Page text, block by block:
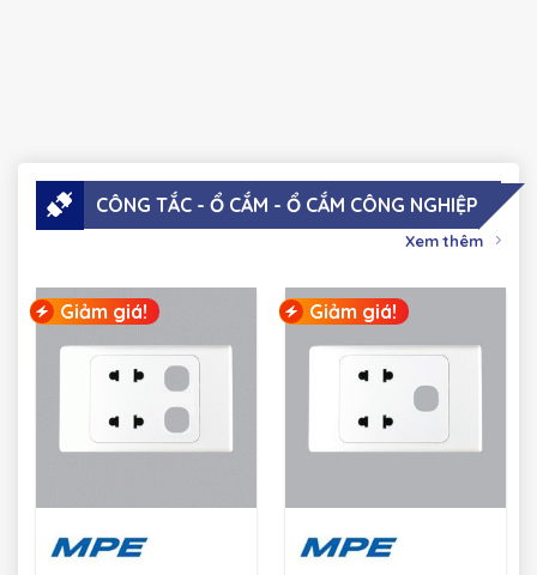
CÔNG TẮC - Ổ CẮM - Ổ CẮM CÔNG NGHIỆP
Xem thêm
Giảm giá! Giảm giá!